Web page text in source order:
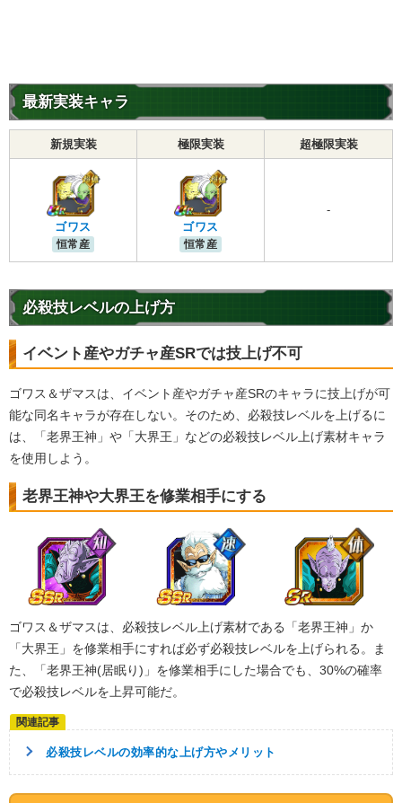
最新実装キャラ
新規実装 極限実装 超極限実装
ゴワス
恒常産
ゴワス
恒常産
-
必殺技レベルの上げ方
イベント産やガチャ産SRでは技上げ不可
ゴワス＆ザマスは、イベント産やガチャ産SRのキャラに技上げが可
能な同名キャラが存在しない。そのため、必殺技レベルを上げるに
は、「老界王神」や「大界王」などの必殺技レベル上げ素材キャラ
を使用しよう。
老界王神や大界王を修業相手にする
ゴワス＆ザマスは、必殺技レベル上げ素材である「老界王神」か
「大界王」を修業相手にすれば必ず必殺技レベルを上げられる。ま
た、「老界王神(居眠り)」を修業相手にした場合でも、30%の確率
で必殺技レベルを上昇可能だ。
必殺技レベルの効率的な上げ方やメリット